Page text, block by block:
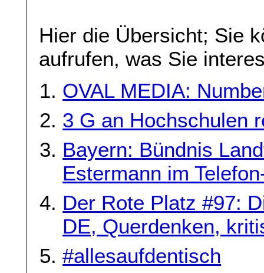
Hier die Übersicht; Sie
aufrufen, was Sie
OVAL MEDIA:
3 G an Hochschulen
Bayern: Bündnis
Estermann im
Der Rote Platz #97:
DE, Querdenken,
#allesaufdentisch